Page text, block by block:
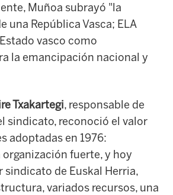
Muñoa subrayó "la
una República Vasca; ELA
vasco como
la emancipación nacional y
Txakartegi, responsable de
sindicato, reconoció el valor
adoptadas en 1976:
organización fuerte, y hoy
sindicato de Euskal Herria,
variados recursos, una